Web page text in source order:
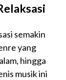
semakin
yang
hingga
musik ini